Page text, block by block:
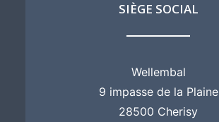
SIÈGE SOCIAL
Wellembal
9 impasse de la Plaine
28500 Cherisy